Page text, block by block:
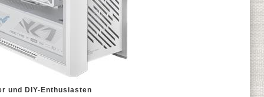
und DIY-Enthusiasten